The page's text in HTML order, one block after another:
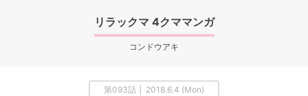
リラックマ 4クママンガ
コンドウアキ
第093話 │ 2018.6.4 (Mon)